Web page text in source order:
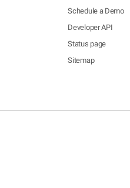
Schedule a Demo
Developer API
Status page
Sitemap